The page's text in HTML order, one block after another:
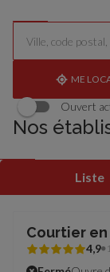
Rechercher
Veuillez
renseigner
adresse
{{count}}
résultat(s)
ME
Ouvert
Nos
Liste
Courtier
4,9